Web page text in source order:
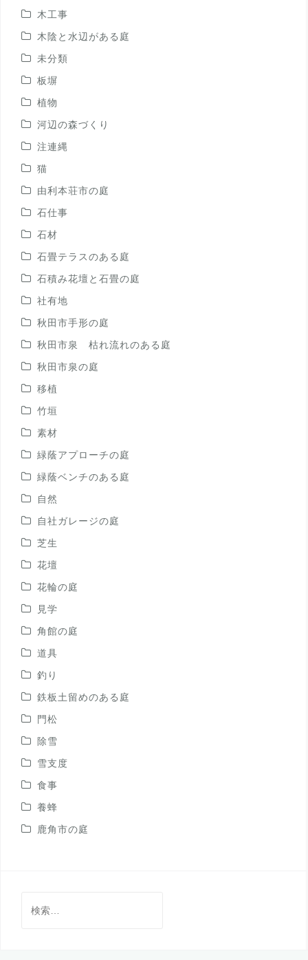
木工事
木陰と水辺がある庭
未分類
板塀
植物
河辺の森づくり
注連縄
猫
由利本荘市の庭
石仕事
石材
石畳テラスのある庭
石積み花壇と石畳の庭
社有地
秋田市手形の庭
秋田市泉 枯れ流れのある庭
秋田市泉の庭
移植
竹垣
素材
緑蔭アプローチの庭
緑蔭ベンチのある庭
自然
自社ガレージの庭
芝生
花壇
花輪の庭
見学
角館の庭
道具
釣り
鉄板土留めのある庭
門松
除雪
雪支度
食事
養蜂
鹿角市の庭
索: